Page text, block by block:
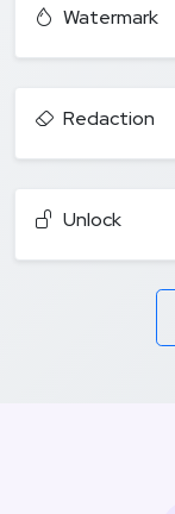
Watermark
Redaction
Unlock